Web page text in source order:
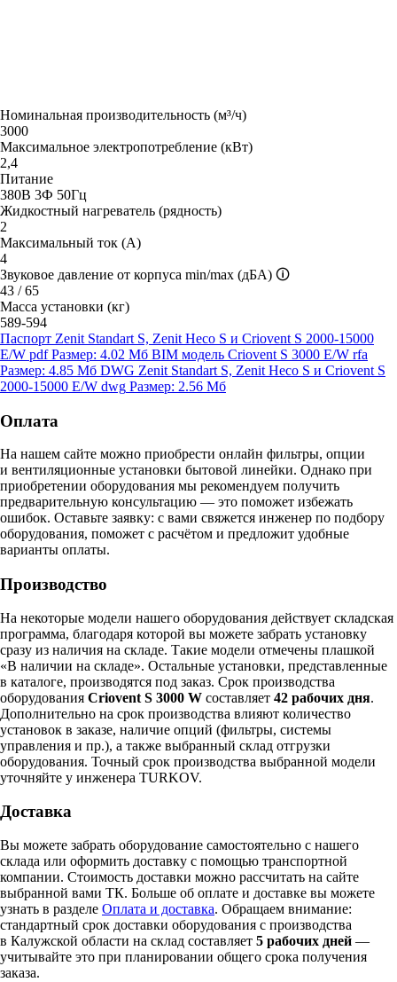
Номинальная производительность (м³/ч)
3000
Максимальное электропотребление (кВт)
2,4
Питание
380В 3Ф 50Гц
Жидкостный нагреватель (рядность)
2
Максимальный ток (А)
4
Звуковое давление от корпуса min/max (дБА) 🛈
43 / 65
Масса установки (кг)
589-594
Паспорт Zenit Standart S, Zenit Heco S и Criovent S 2000-15000
E/W pdf Размер: 4.02 Мб BIM модель Criovent S 3000 E/W rfa
Размер: 4.85 Мб DWG Zenit Standart S, Zenit Heco S и Criovent S
2000-15000 E/W dwg Размер: 2.56 Мб
Оплата
На нашем сайте можно приобрести онлайн фильтры, опции
и вентиляционные установки бытовой линейки. Однако при
приобретении оборудования мы рекомендуем получить
предварительную консультацию — это поможет избежать
ошибок. Оставьте заявку: с вами свяжется инженер по подбору
оборудования, поможет с расчётом и предложит удобные
варианты оплаты.
Производство
На некоторые модели нашего оборудования действует складская
программа, благодаря которой вы можете забрать установку
сразу из наличия на складе. Такие модели отмечены плашкой
«В наличии на складе». Остальные установки, представленные
в каталоге, производятся под заказ. Срок производства
оборудования Criovent S 3000 W составляет 42 рабочих дня.
Дополнительно на срок производства влияют количество
установок в заказе, наличие опций (фильтры, системы
управления и пр.), а также выбранный склад отгрузки
оборудования. Точный срок производства выбранной модели
уточняйте у инженера TURKOV.
Доставка
Вы можете забрать оборудование самостоятельно с нашего
склада или оформить доставку с помощью транспортной
компании. Стоимость доставки можно рассчитать на сайте
выбранной вами ТК. Больше об оплате и доставке вы можете
узнать в разделе Оплата и доставка. Обращаем внимание:
стандартный срок доставки оборудования с производства
в Калужской области на склад составляет 5 рабочих дней —
учитывайте это при планировании общего срока получения
заказа.